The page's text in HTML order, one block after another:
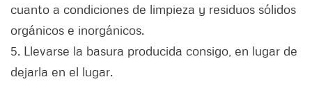
cuanto a condiciones de limpieza y residuos sólidos
orgánicos e inorgánicos.
5. Llevarse la basura producida consigo, en lugar de
dejarla en el lugar.